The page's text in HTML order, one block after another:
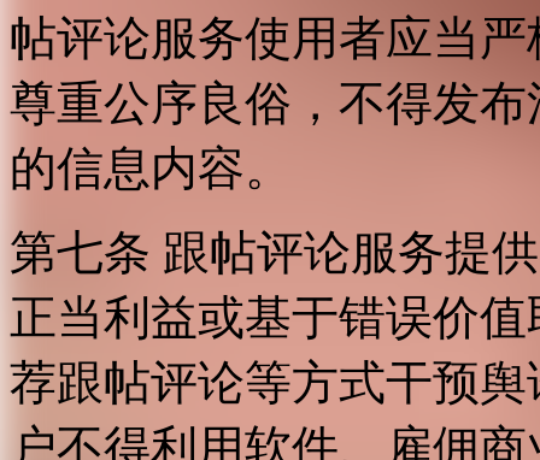
帖评论服务使用者应当
尊重公序良俗，不得发
的信息内容。
第七条 跟帖评论服务提
正当利益或基于错误价
荐跟帖评论等方式干预
户不得利用软件、雇佣